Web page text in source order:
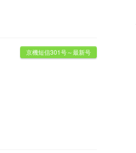
京機短信301号～最新号